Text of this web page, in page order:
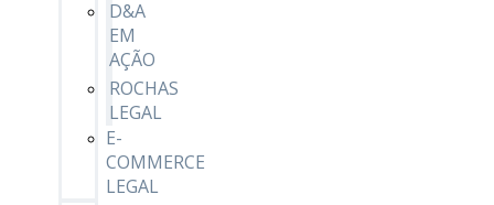
D&A
EM
AÇÃO
ROCHAS
LEGAL
E-
COMMERCE
LEGAL